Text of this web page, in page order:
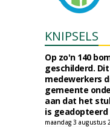
KNIPSELS
Op zo'n 140
geschilderd.
medewerkers
gemeente
aan dat het
is
maandag 3 augustus